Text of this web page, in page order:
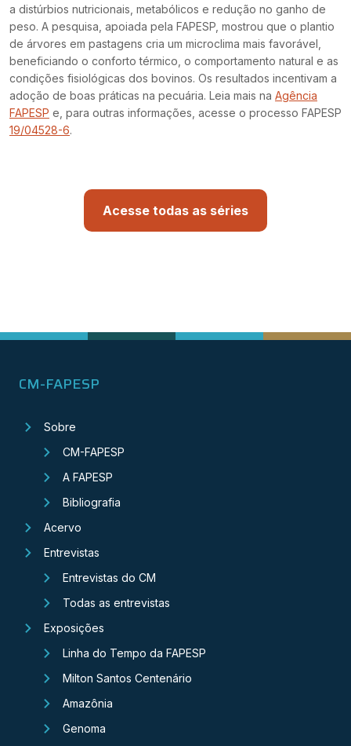
a distúrbios nutricionais, metabólicos e redução no ganho de
peso. A pesquisa, apoiada pela FAPESP, mostrou que o plantio
de árvores em pastagens cria um microclima mais favorável,
beneficiando o conforto térmico, o comportamento natural e as
condições fisiológicas dos bovinos. Os resultados incentivam a
adoção de boas práticas na pecuária. Leia mais na Agência
FAPESP e, para outras informações, acesse o processo FAPESP
19/04528-6.
Acesse todas as séries
CM-FAPESP
Sobre
CM-FAPESP
A FAPESP
Bibliografia
Acervo
Entrevistas
Entrevistas do CM
Todas as entrevistas
Exposições
Linha do Tempo da FAPESP
Milton Santos Centenário
Amazônia
Genoma